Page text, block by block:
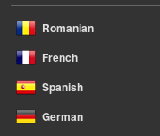
Romanian
French
Spanish
German